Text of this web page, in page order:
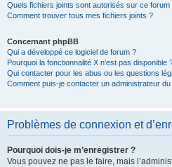
Quels fichiers joints sont autorisés sur ce forum
Comment trouver tous mes fichiers joints ?
Concernant phpBB
Qui a développé ce logiciel de forum ?
Pourquoi la fonctionnalité X n’est pas disponible
Qui contacter pour les abus ou les questions
Comment puis-je contacter un administrateur
Problèmes de connexion et
Pourquoi dois-je m’enregistrer ?
Vous pouvez ne pas le faire, mais